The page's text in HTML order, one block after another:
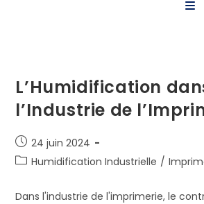
L’Humidification
l’Industrie de
Publication
publiée :
24 juin 2024
PostHumidification Industrielle /
Dans l'industrie de l'imprimerie, le